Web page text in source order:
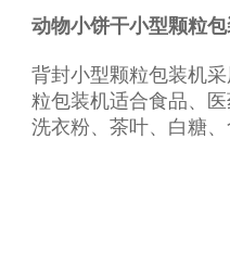
动物小饼干小型颗粒
背封小型颗粒包装机
粒包装机适合食品、
洗衣粉、茶叶、白糖